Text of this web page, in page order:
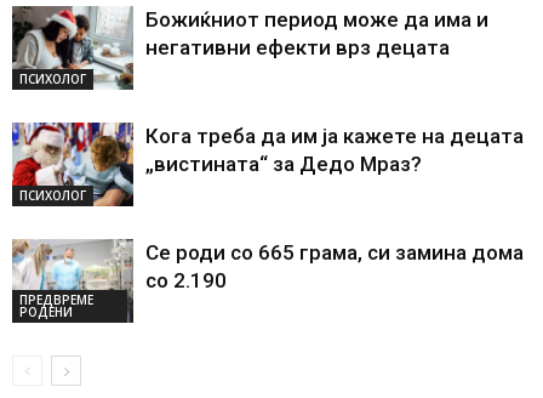
ПСИХОЛОГ
Божиќниот период може да има и
негативни ефекти врз децата
ПСИХОЛОГ
Кога треба да им ја кажете на децата
„вистината“ за Дедо Мраз?
ПРЕДВРЕМЕ
РОДЕНИ
Се роди со 665 грама, си замина дома
со 2.190